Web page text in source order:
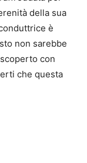
della sua
è
non sarebbe
con
che questa